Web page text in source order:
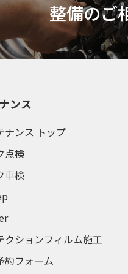
整備のご
ンス
ナンス トップ
点検
車検
クションフィルム施工
約フォーム